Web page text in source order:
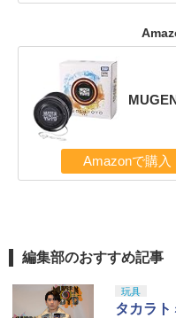
Amazonで購入
編集部のおすすめ記事
玩具
タカラト